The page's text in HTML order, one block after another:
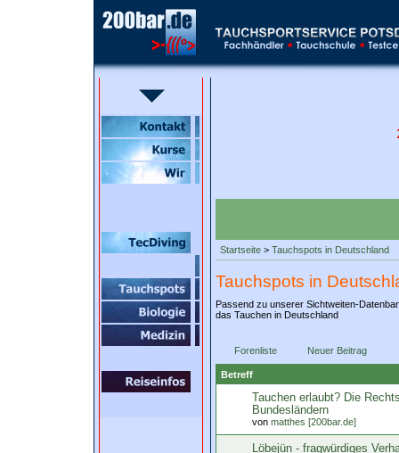
Startseite > Tauchspots in Deutschland
Tauchspots in
Passend zu unserer Sichtweiten-
das Tauchen in Deutschland
Forenliste Neuer Beitrag
Betreff
Tauchen erlaubt? Die
Bundesländern
von matthes [200bar.de]
Löbejün - fragwürdiges